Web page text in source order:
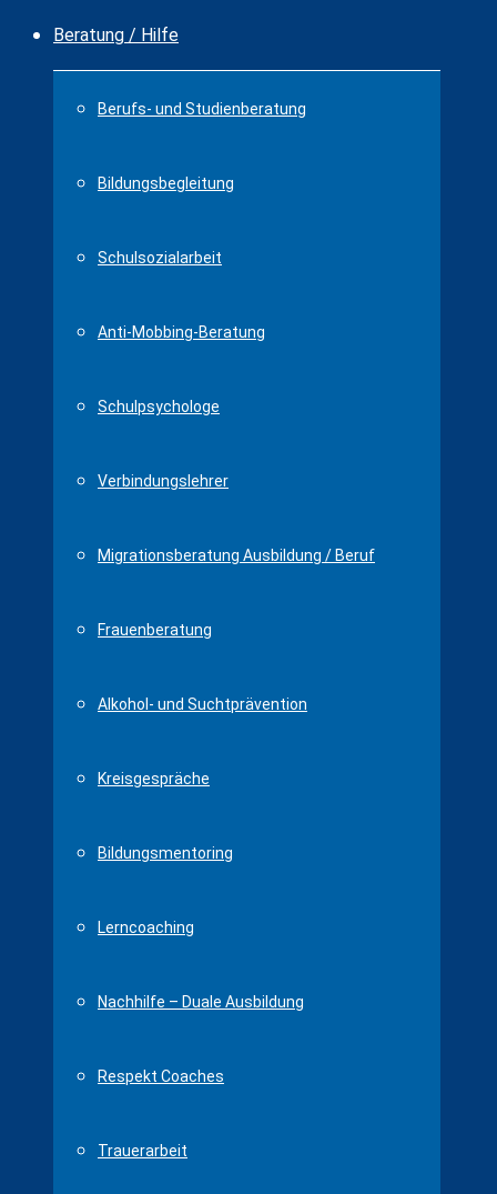
Beratung / Hilfe
Berufs- und Studienberatung
Bildungsbegleitung
Schulsozialarbeit
Anti-Mobbing-Beratung
Schulpsychologe
Verbindungslehrer
Migrationsberatung Ausbildung / Beruf
Frauenberatung
Alkohol- und Suchtprävention
Kreisgespräche
Bildungsmentoring
Lerncoaching
Nachhilfe – Duale Ausbildung
Respekt Coaches
Trauerarbeit